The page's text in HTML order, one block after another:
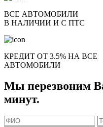
ВСЕ АВТОМОБИЛИ
В НАЛИЧИИ И С ПТС
КРЕДИТ ОТ 3.5% НА ВСЕ
АВТОМОБИЛИ
Мы перезвоним
минут.